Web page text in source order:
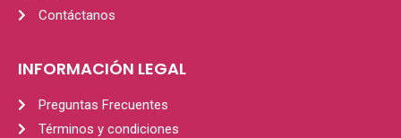
Contáctanos
INFORMACIÓN LEGAL
Preguntas Frecuentes
Términos y condiciones